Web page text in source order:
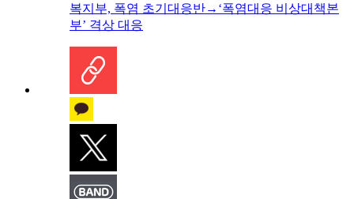
복지부, 폭염 초기대응반→‘폭염대응 비상대책본
부’ 격상 대응